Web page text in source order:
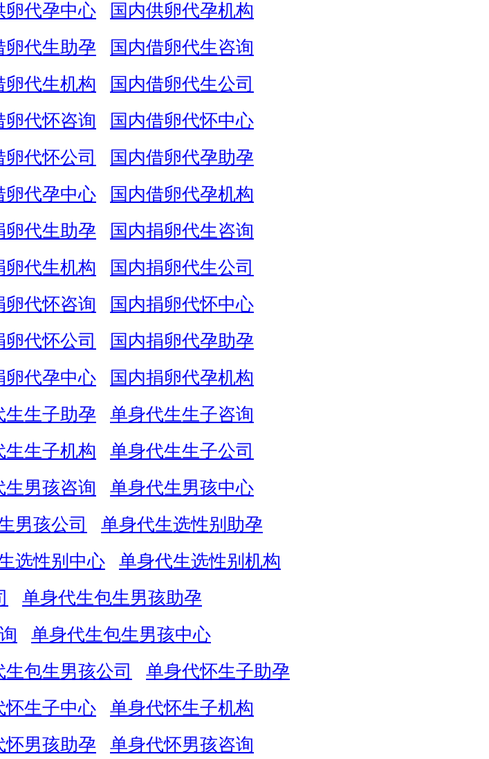
卵代孕中心
国内供卵代孕机构
卵代生助孕
国内借卵代生咨询
卵代生机构
国内借卵代生公司
卵代怀咨询
国内借卵代怀中心
卵代怀公司
国内借卵代孕助孕
卵代孕中心
国内借卵代孕机构
卵代生助孕
国内捐卵代生咨询
卵代生机构
国内捐卵代生公司
卵代怀咨询
国内捐卵代怀中心
卵代怀公司
国内捐卵代孕助孕
卵代孕中心
国内捐卵代孕机构
生生子助孕
单身代生生子咨询
生生子机构
单身代生生子公司
生男孩咨询
单身代生男孩中心
男孩公司
单身代生选性别助孕
选性别中心
单身代生选性别机构
单身代生包生男孩助孕
单身代生包生男孩中心
生包生男孩公司
单身代怀生子助孕
怀生子中心
单身代怀生子机构
怀男孩助孕 单身代怀男孩咨询